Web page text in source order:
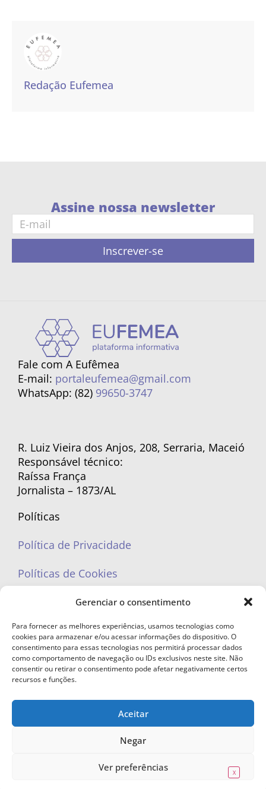
Gerenciar o consentimento
Para fornecer as melhores experiências, usamos tecnologias como
cookies para armazenar e/ou acessar informações do dispositivo. O
consentimento para essas tecnologias nos permitirá processar dados
como comportamento de navegação ou IDs exclusivos neste site. Não
consentir ou retirar o consentimento pode afetar negativamente certos
recursos e funções.
Aceitar
Negar
Ver preferências
Redação Eufemea
Assine nossa newsletter
Inscrever-se
Fale com A Eufêmea
E-mail: portaleufemea@gmail.com
WhatsApp: (82) 99650-3747
R. Luiz Vieira dos Anjos, 208, Serraria, Maceió
Responsável técnico:
Raíssa França
Jornalista – 1873/AL
Políticas
Política de Privacidade
Políticas de Cookies
portaleufemea@gmail.com
© Copyright 2023 - Todos os direitos reservados. Proibida cópia total ou
parcial sem autorização.
X